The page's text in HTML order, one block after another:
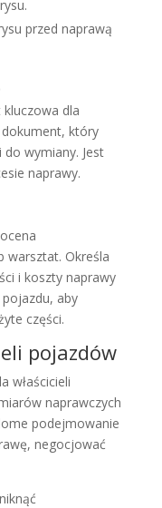
przed naprawą
dla
który
wymiany. Jest
naprawy.
warsztat. Określa
i koszty naprawy
aby
części.
pojazdów
właścicieli
naprawczych
podejmowanie
negocjować